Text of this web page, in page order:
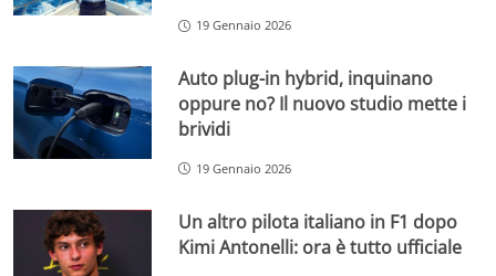
19 Gennaio 2026
Auto plug-in hybrid, inquinano
oppure no? Il nuovo studio mette i
brividi
19 Gennaio 2026
Un altro pilota italiano in F1 dopo
Kimi Antonelli: ora è tutto ufficiale